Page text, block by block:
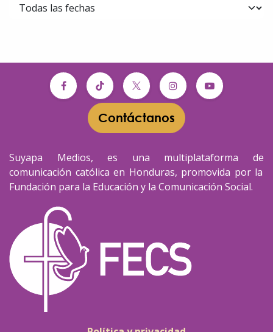
Contáctanos​​
Suyapa Medios, es una multiplataforma de
comunicación católica en Honduras, promovida por la
Fundación para la Educación y la Comunicación Social.